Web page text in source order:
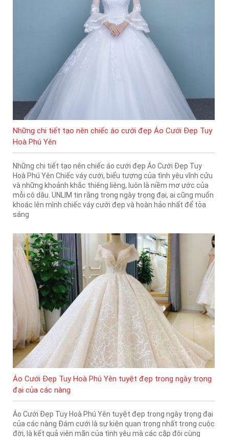
Những chi tiết tạo nên chiếc áo cưới đẹp Áo Cưới Đẹp Tuy
Hoà Phú Yên
Những chi tiết tạo nên chiếc áo cưới đẹp Áo Cưới Đẹp Tuy
Hoà Phú Yên Chiếc váy cưới, biểu tượng của tình yêu vĩnh cửu
và những khoảnh khắc thiêng liêng, luôn là niềm mơ ước của
mỗi cô dâu. UNLIM tin rằng trong ngày trọng đại, ai cũng muốn
khoác lên mình chiếc váy cưới đẹp và hoàn hảo nhất để tỏa
sáng
Áo Cưới Đẹp Tuy Hoà Phú Yên tuyệt đẹp trong ngày trọng
đại của các nàng
Áo Cưới Đẹp Tuy Hoà Phú Yên tuyệt đẹp trong ngày trọng đại
của các nàng Đám cưới là sự kiện quan trọng nhất trong cuộc
đời, là kết quả viên mãn của tình yêu mà các cặp đôi cùng